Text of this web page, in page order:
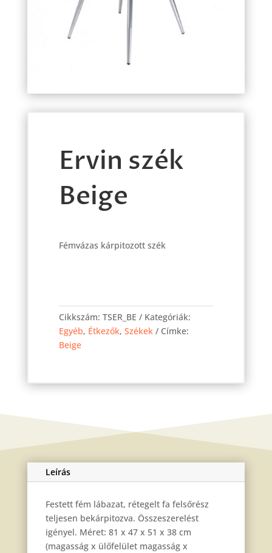
Ervin szék
Beige
Fémvázas kárpitozott szék
szék
Beige
mennyiség
Cikkszám: TSER_BE
Kategóriák:
Egyéb, Étkezők, Székek
Címke:
Beige
Leírás
Festett fém lábazat, rétegelt fa felsőrész
teljesen bekárpitozva. Összeszerelést
igényel. Méret: 81 x 47 x 51 x 38 cm
(magasság x ülőfelület magasság x